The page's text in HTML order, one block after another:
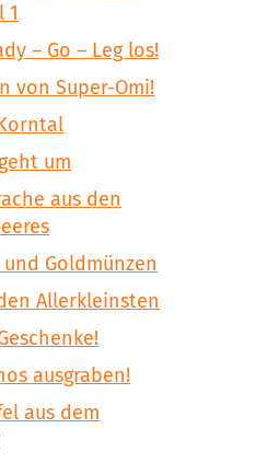
1
– Go – Leg los!
von Super-Omi!
um
aus den
Goldmünzen
Allerkleinsten
ausgraben!
aus dem